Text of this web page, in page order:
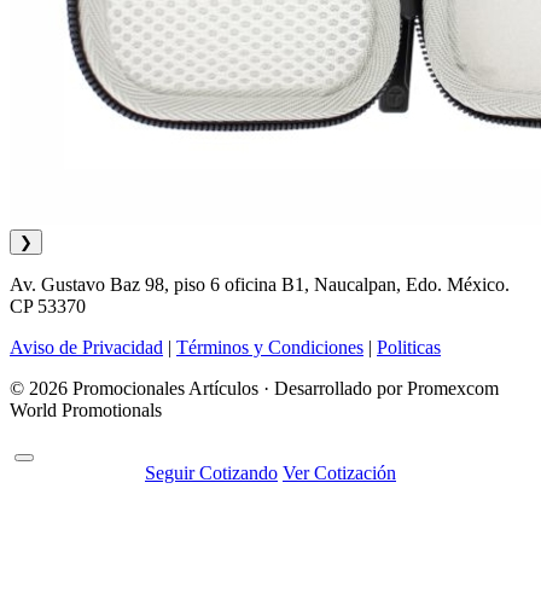
❯
Av. Gustavo Baz 98, piso 6 oficina B1, Naucalpan, Edo. México.
CP 53370
Aviso de Privacidad | Términos y Condiciones | Politicas
© 2026 Promocionales Artículos · Desarrollado por Promexcom
World Promotionals
Seguir Cotizando Ver Cotización